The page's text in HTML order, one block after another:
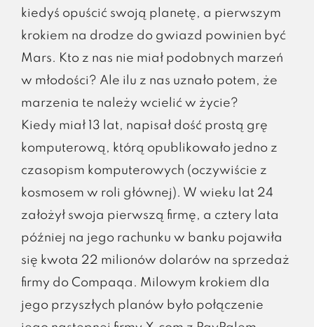
kiedyś opuścić swoją planetę, a pierwszym
krokiem na drodze do gwiazd powinien być
Mars. Kto z nas nie miał podobnych marzeń
w młodości? Ale ilu z nas uznało potem, że
marzenia te należy wcielić w życie?
Kiedy miał 13 lat, napisał dość prostą grę
komputerową, którą opublikowało jedno z
czasopism komputerowych (oczywiście z
kosmosem w roli głównej). W wieku lat 24
założył swoja pierwszą firmę, a cztery lata
później na jego rachunku w banku pojawiła
się kwota 22 milionów dolarów na sprzedaż
firmy do Compaqa. Milowym krokiem dla
jego przyszłych planów było połączenie